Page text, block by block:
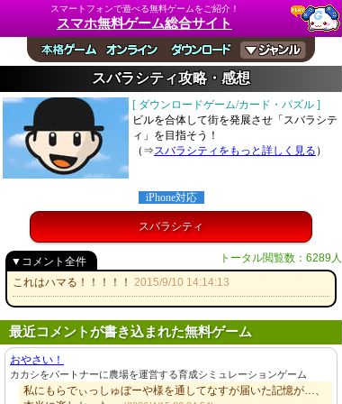
スマートフォンで遊べる無料ゲームをご紹介！
スマホ無料ゲーム総合サイト
スバラシティ攻略・感想
[ ダウンロードゲーム/カード・パズル ]
ビルを合体して街を発展させ「スバラシテ
ィ」を目指そう！
（⇒スバラシティをもっと詳しく見る ）
iPhone対応
スバラシティ
トータル閲覧数：6289人
▼コメント全件
これはハマる！！！！！ 2015/9/10 14:14:13
最近コメントが書き込まれた無料ゲーム
おやさい！
カカシをパートナーに農場を運営する育成シミュレーションゲーム
私にもらでぃっしゅぼーや様を通してなすが届いた記憶が…、